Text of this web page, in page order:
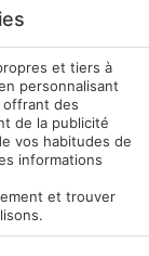
et tiers à
personnalisant
des
de la publicité
vos habitudes de
informations
et trouver